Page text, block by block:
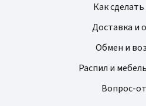
Как сделать
Доставка и
Обмен и
Распил и
Вопрос-